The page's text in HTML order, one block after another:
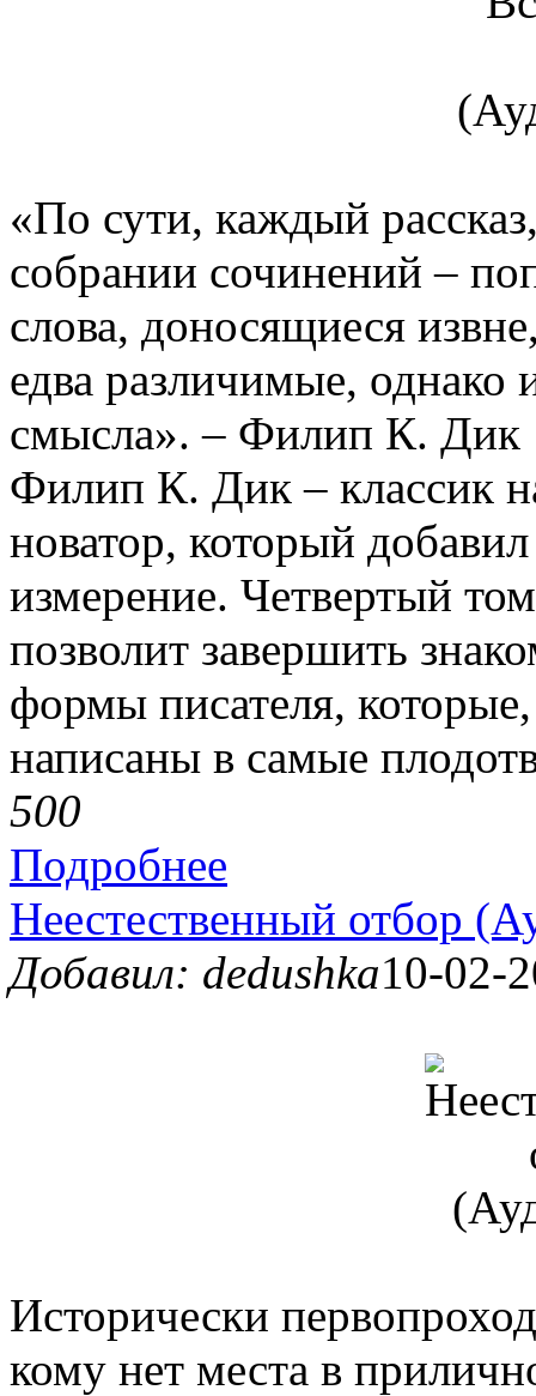
«По сути, каждый
собрании сочинений –
слова, доносящиеся
едва различимые, однако
смысла». – Филип К. Дик
Филип К. Дик – классик
новатор, который
измерение. Четвертый
позволит завершить
формы писателя,
написаны в самые
500
Подробнее
Неестественный отбор
Добавил: dedushka10-02-
Исторически
кому нет места в